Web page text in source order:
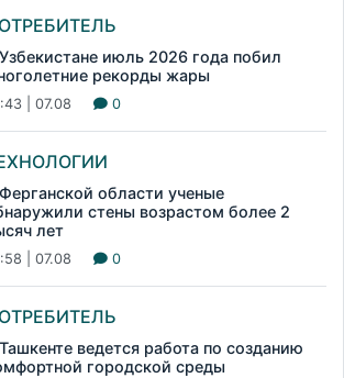
июль 2026 года побил
рекорды жары
| 07.08 0
области ученые
стены возрастом более 2
лет
| 07.08 0
ведется работа по созданию
городской среды